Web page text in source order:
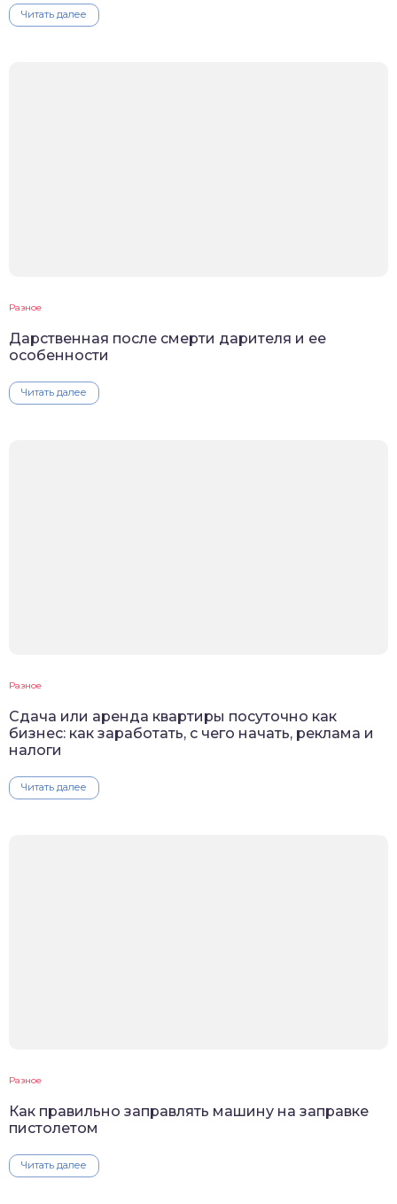
Читать далее
Разное
Дарственная после смерти дарителя и ее
особенности
Читать далее
Разное
Сдача или аренда квартиры посуточно как
бизнес: как заработать, с чего начать, реклама и
налоги
Читать далее
Разное
Как правильно заправлять машину на заправке
пистолетом
Читать далее